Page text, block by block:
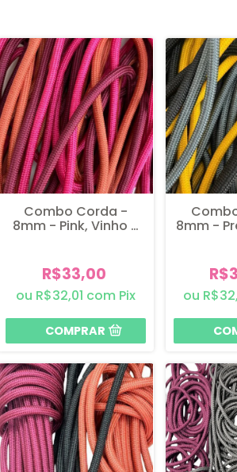
Combo Corda -
8mm - Pink, Vinho e
R$33,00
R$32,01 com Pix
8mm -